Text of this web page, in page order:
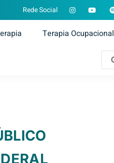
Rede Social
Terapia Ocupacional